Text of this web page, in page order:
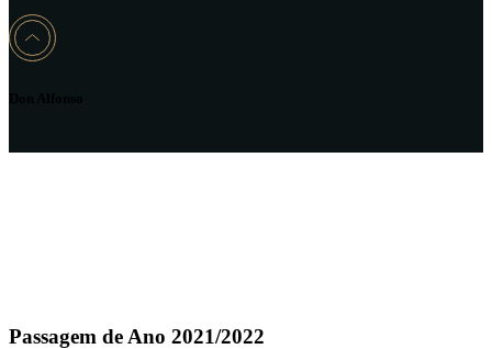
Passagem de Ano 2021/2022